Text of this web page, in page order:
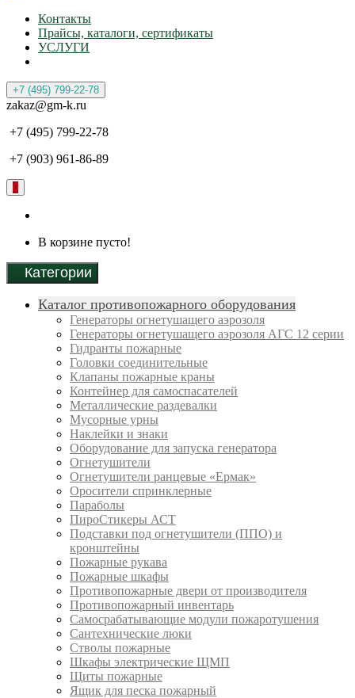
Контакты
Прайсы, каталоги, сертификаты
УСЛУГИ
+7 (495) 799-22-78
zakaz@gm-k.ru
+7 (495) 799-22-78
+7 (903) 961-86-89
0
В корзине пусто!
Категории
Каталог противопожарного оборудования
Генераторы огнетушащего аэрозоля
Генераторы огнетушащего аэрозоля АГС 12 серии
Гидранты пожарные
Головки соединительные
Клапаны пожарные краны
Контейнер для самоспасателей
Металлические раздевалки
Мусорные урны
Наклейки и знаки
Оборудование для запуска генератора
Огнетушители
Огнетушители ранцевые «Ермак»
Оросители спринклерные
Параболы
ПироСтикеры АСТ
Подставки под огнетушители (ППО) и
кронштейны
Пожарные рукава
Пожарные шкафы
Противопожарные двери от производителя
Противопожарный инвентарь
Самосрабатывающие модули пожаротушения
Сантехнические люки
Стволы пожарные
Шкафы электрические ЩМП
Щиты пожарные
Ящик для песка пожарный